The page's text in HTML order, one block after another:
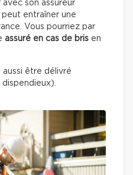
son assureur
peut entraîner une
Vous pourriez par
assuré en cas de bris en
aussi être délivré
dispendieux).